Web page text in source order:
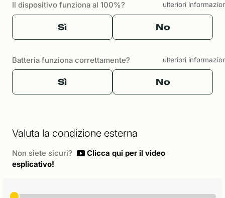
Il dispositivo funziona al 100%? ulteriori
Sì No
Batteria funziona correttamente? ulteriori
Sì No
Valuta la condizione esterna
Non siete sicuri?
Clicca qui per il video
esplicativo!